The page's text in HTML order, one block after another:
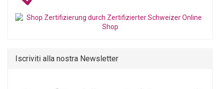
Iscriviti alla nostra Newsletter